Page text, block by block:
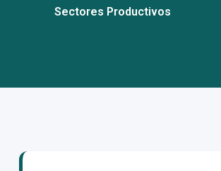
Sectores Productivos